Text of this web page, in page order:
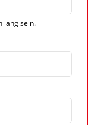
lang sein.